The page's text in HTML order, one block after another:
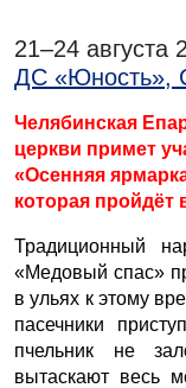
21–24 августа
ДС «Юность»,
Челябинская
церкви примет
«Осенняя
которая пройдёт
Традиционный
«Медовый спас»
в ульях к этому
пасечники
пчельник не
вытаскают весь